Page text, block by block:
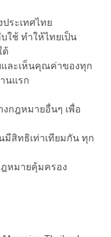
ระเทศไทย
ใช้ ทำให้ไทยเป็น
ต้
ละเห็นคุณค่าของทุก
นแรก
งกฎหมายอื่นๆ เพื่อ
มีสิทธิเท่าเทียมกัน ทุก
หมายคุ้มครอง